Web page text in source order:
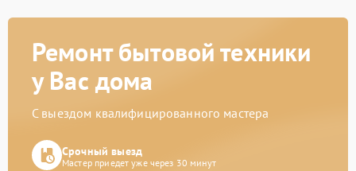
Ремонт бытовой техники
у Вас дома
С выездом квалифицированного мастера
Срочный выезд
Мастер приедет уже через 30 минут